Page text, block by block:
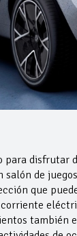
para disfrutar
de
que